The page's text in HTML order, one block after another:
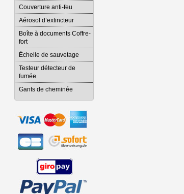
Couverture anti-feu
Aérosol d’extincteur
Boîte à documents Coffre-
fort
Échelle de sauvetage
Testeur détecteur de
fumée
Gants de cheminée